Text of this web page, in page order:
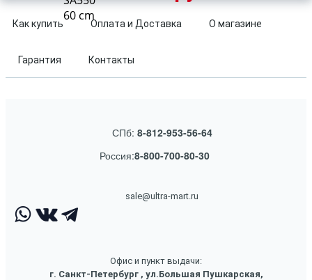
Как купить Оплата и Доставка О магазине
Гарантия Контакты
СПб: 8-812-953-56-64
Россия:8-800-700-80-30
sale@ultra-mart.ru
Офис и пункт выдачи:
г. Санкт-Петербург , ул.Большая Пушкарская,
60 cm